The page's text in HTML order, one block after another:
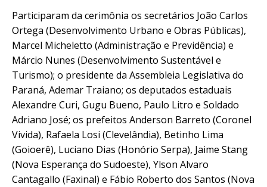
Participaram da cerimônia os secretários João Carlos
Ortega (Desenvolvimento Urbano e Obras Públicas),
Marcel Micheletto (Administração e Previdência) e
Márcio Nunes (Desenvolvimento Sustentável e
Turismo); o presidente da Assembleia Legislativa do
Paraná, Ademar Traiano; os deputados estaduais
Alexandre Curi, Gugu Bueno, Paulo Litro e Soldado
Adriano José; os prefeitos Anderson Barreto (Coronel
Vivida), Rafaela Losi (Clevelândia), Betinho Lima
(Goioerê), Luciano Dias (Honório Serpa), Jaime Stang
(Nova Esperança do Sudoeste), Ylson Alvaro
Cantagallo (Faxinal) e Fábio Roberto dos Santos (Nova